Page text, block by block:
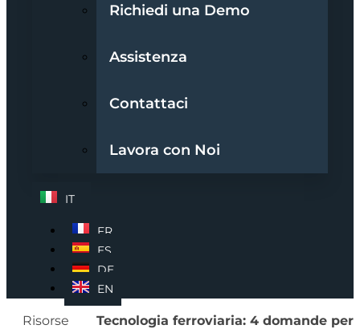
Richiedi una Demo
Assistenza
Contattaci
Lavora con Noi
IT
FR
ES
DE
EN
Risorse
Tecnologia ferroviaria: 4 domande per